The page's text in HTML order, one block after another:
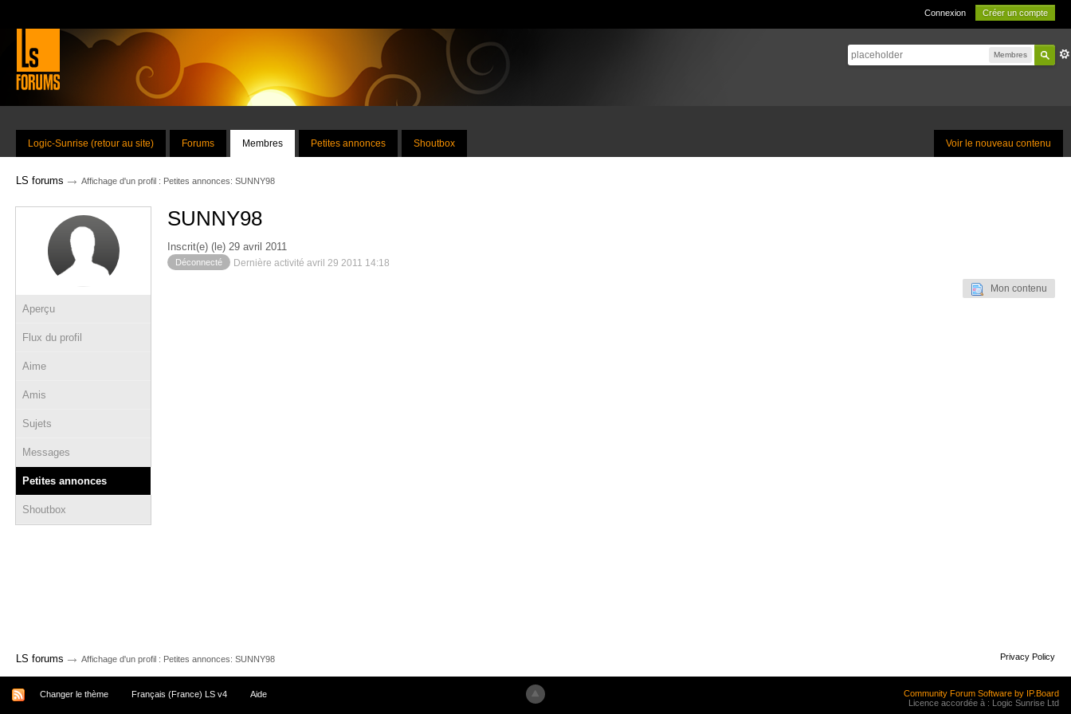
Connexion Créer un compte
Membres
Voir le nouveau contenu
Logic-Sunrise (retour au site) Forums Membres Petites annonces Shoutbox
LS forums → Affichage d'un profil : Petites annonces: SUNNY98
Aperçu
Flux du profil
Aime
Amis
Sujets
Messages
Petites annonces
Shoutbox
SUNNY98
Inscrit(e) (le) 29 avril 2011
Déconnecté Dernière activité avril 29 2011 14:18
Mon contenu
LS forums → Affichage d'un profil : Petites annonces: SUNNY98 Privacy Policy
Changer le thème Français (France) LS v4 Aide
Community Forum Software by IP.Board
Licence accordée à : Logic Sunrise Ltd